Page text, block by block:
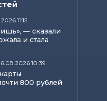
11:15
— сказали
и стала
10:39
800 рублей